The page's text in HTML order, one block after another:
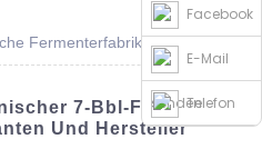
Facebook
E-Mail
sendenTelefon
Fermenterfabriken
7-Bbl-Fermenter
Und Hersteller